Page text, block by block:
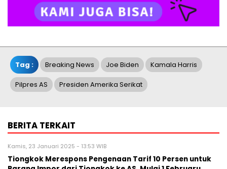
Tag : Breaking News Joe Biden Kamala Harris
Pilpres AS Presiden Amerika Serikat
BERITA TERKAIT
Kamis, 23 Januari 2025 - 13:53 WIB
Tiongkok Merespons Pengenaan Tarif 10 Persen untuk